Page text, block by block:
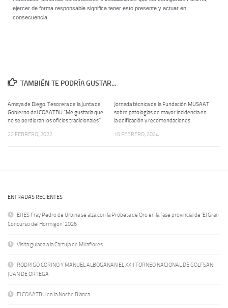
ejercer de forma responsable significa tener esto presente y actuar en
consecuencia.
TAMBIÉN TE PODRÍA GUSTAR...
Amaya de Diego. Tesorera de la Junta de
Gobierno del COAATBU “Me gustaría que
no se perdieran los oficios tradicionales”
22 FEBRERO, 2022
Jornada técnica de la Fundación MUSAAT
sobre patologías de mayor incidencia en
la edificación y recomendaciones.
16 FEBRERO, 2024
ENTRADAS RECIENTES
El IES Fray Pedro de Urbina se alza con la Probeta de Oro en la fase provincial de ‘El Gran
Concurso del Hormigón’ 2026
Visita guiada a la Cartuja de Miraflores
RODRIGO CORINO Y MANUEL ALBOGANAN EL XXII TORNEO NACIONAL DE GOLFSAN
JUAN DE ORTEGA
El COAATBU en la Noche Blanca